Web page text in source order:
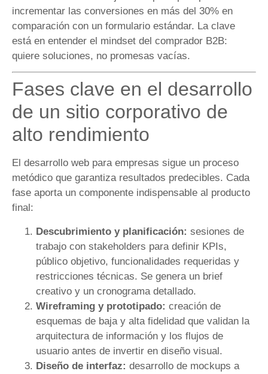
incrementar las conversiones en más del 30% en
comparación con un formulario estándar. La clave
está en entender el mindset del comprador B2B:
quiere soluciones, no promesas vacías.
Fases clave en el desarrollo
de un sitio corporativo de
alto rendimiento
El desarrollo web para empresas sigue un proceso
metódico que garantiza resultados predecibles. Cada
fase aporta un componente indispensable al producto
final:
Descubrimiento y planificación: sesiones de
trabajo con stakeholders para definir KPIs,
público objetivo, funcionalidades requeridas y
restricciones técnicas. Se genera un brief
creativo y un cronograma detallado.
Wireframing y prototipado: creación de
esquemas de baja y alta fidelidad que validan la
arquitectura de información y los flujos de
usuario antes de invertir en diseño visual.
Diseño de interfaz: desarrollo de mockups a